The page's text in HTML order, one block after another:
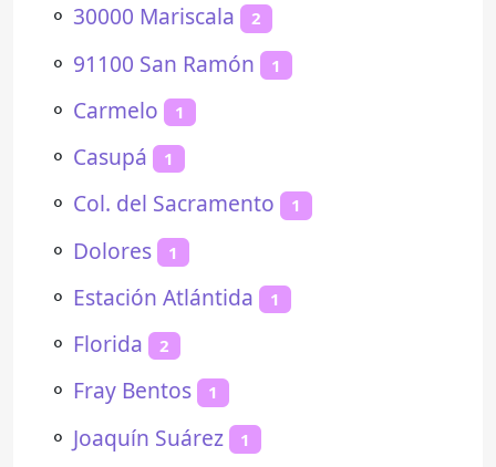
⚬ 30000 Mariscala 2
⚬ 91100 San Ramón 1
⚬ Carmelo 1
⚬ Casupá 1
⚬ Col. del Sacramento 1
⚬ Dolores 1
⚬ Estación Atlántida 1
⚬ Florida 2
⚬ Fray Bentos 1
⚬ Joaquín Suárez 1